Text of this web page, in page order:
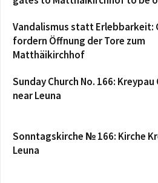
Vandalismus statt Erlebbarkeit:
fordern Öffnung der Tore zum
Matthäikirchhof
Sunday Church No. 166: Kreypau
near Leuna
Sonntagskirche № 166: Kirche
Leuna